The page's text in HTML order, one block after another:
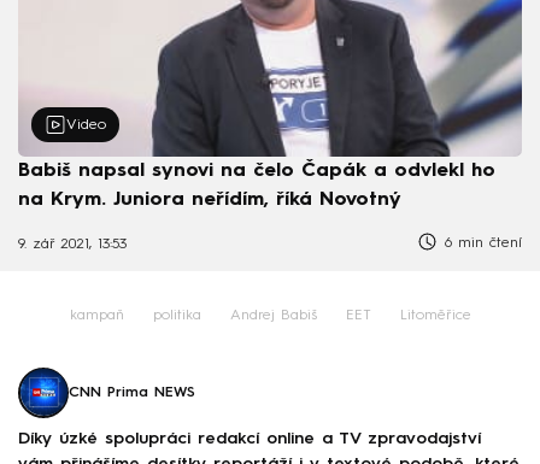
Video
Babiš napsal synovi na čelo Čapák a odvlekl ho
na Krym. Juniora neřídím, říká Novotný
9. zář 2021, 13:53 6 min čtení
kampaň politika Andrej Babiš EET Litoměřice
CNN Prima NEWS
Díky úzké spolupráci redakcí online a TV zpravodajství